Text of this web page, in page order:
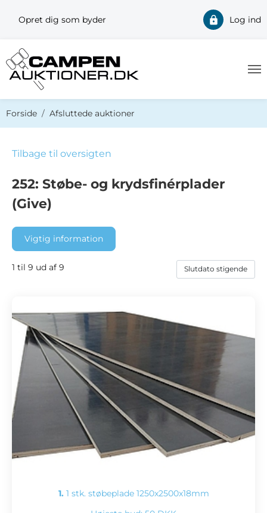
Opret dig som byder Log ind
Forside Afsluttede auktioner
Tilbage til oversigten
252: Støbe- og krydsfinérplader
(Give)
Vigtig information
1 til 9 ud af 9
1. 1 stk. støbeplade 1250x2500x18mm